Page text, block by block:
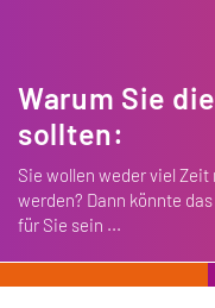
Warum Sie
sollten:
Sie wollen weder viel
werden? Dann könnte
für Sie sein ...